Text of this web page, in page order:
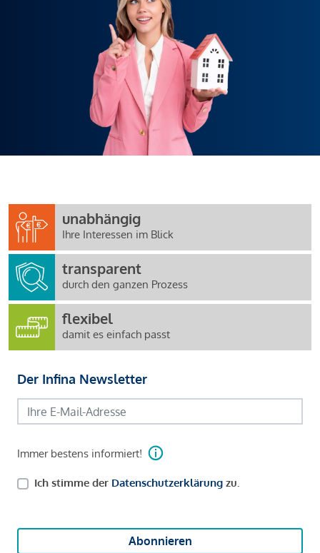
unabhängig
Ihre Interessen im Blick
transparent
durch den ganzen Prozess
flexibel
damit es einfach passt
Der Infina Newsletter
Immer bestens informiert!
Ich stimme der Datenschutzerklärung zu.
Abonnieren